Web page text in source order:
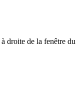
à droite de la fenêtre du